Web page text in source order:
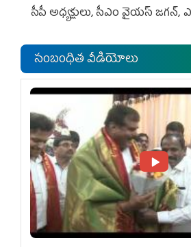
సీపీ అధ్య‌క్షులు, సీఎం వైయ‌స్ జ‌గ‌న్,
సంబంధిత వీడియోలు